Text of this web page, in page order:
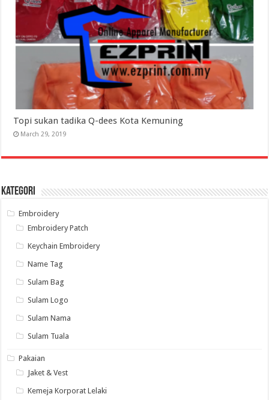
Topi sukan tadika Q-dees Kota Kemuning
March 29, 2019
Kategori
Embroidery
Embroidery Patch
Keychain Embroidery
Name Tag
Sulam Bag
Sulam Logo
Sulam Nama
Sulam Tuala
Pakaian
Jaket & Vest
Kemeja Korporat Lelaki